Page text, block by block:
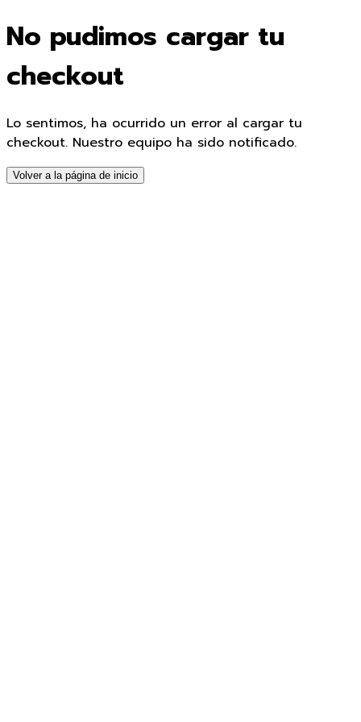
No pudimos cargar tu
checkout
Lo sentimos, ha ocurrido un error al cargar tu
checkout. Nuestro equipo ha sido notificado.
Volver a la página de inicio